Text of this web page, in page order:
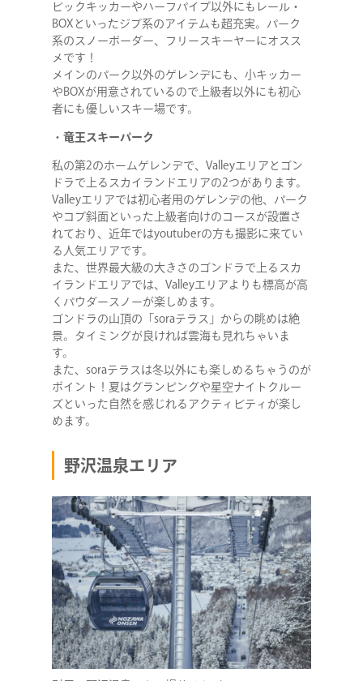
COMPANY
SERVICE
ビックキッカーやハーフパイプ以外にもレール・
BOXといったジブ系のアイテムも超充実。パーク
系のスノーボーダー、フリースキーヤーにオスス
メです！
メインのパーク以外のゲレンデにも、小キッカー
やBOXが用意されているので上級者以外にも初心
者にも優しいスキー場です。
・ 竜王スキーパーク
私の第2のホームゲレンデで、Valleyエリアとゴン
ドラで上るスカイランドエリアの2つがあります。
Valleyエリアでは初心者用のゲレンデの他、パーク
やコブ斜面といった上級者向けのコースが設置さ
れており、近年ではyoutuberの方も撮影に来てい
る人気エリアです。
また、世界最大級の大きさのゴンドラで上るスカ
イランドエリアでは、Valleyエリアよりも標高が高
くパウダースノーが楽しめます。
ゴンドラの山頂の「soraテラス」からの眺めは絶
景。タイミングが良ければ雲海も見れちゃいま
す。
また、soraテラスは冬以外にも楽しめるちゃうのが
ポイント！夏はグランピングや星空ナイトクルー
ズといった自然を感じれるアクティビティが楽し
めます。
野沢温泉エリア